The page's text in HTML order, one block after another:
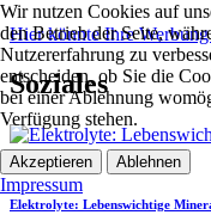
Hier könnte Ihre Werbung
Soziales
Soziales
Elektrolyte: Lebenswichtige
Wir nutzen Cookies auf
den Betrieb der Seite,
Nutzererfahrung zu
entscheiden, ob Sie die
bei einer Ablehnung
Verfügung stehen.
Akzeptieren Ablehnen
Impressum